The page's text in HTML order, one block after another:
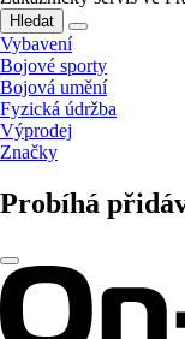
Hledat
Vybavení
Bojové sporty
Bojová umění
Fyzická údržba
Výprodej
Značky
Probíhá